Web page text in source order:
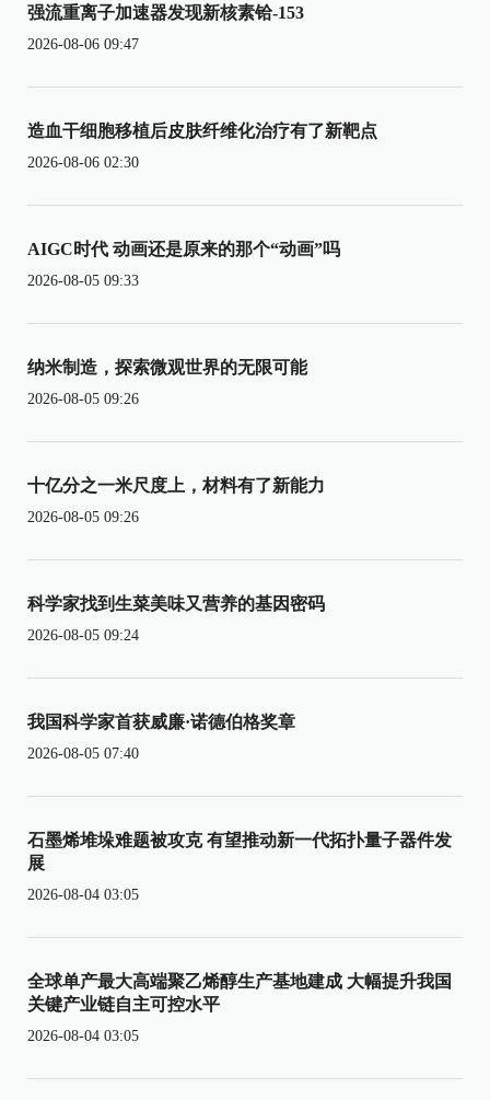
强流重离子加速器发现新核素铪-153
2026-08-06 09:47
造血干细胞移植后皮肤纤维化治疗有了新靶点
2026-08-06 02:30
AIGC时代 动画还是原来的那个“动画”吗
2026-08-05 09:33
纳米制造，探索微观世界的无限可能
2026-08-05 09:26
十亿分之一米尺度上，材料有了新能力
2026-08-05 09:26
科学家找到生菜美味又营养的基因密码
2026-08-05 09:24
我国科学家首获威廉·诺德伯格奖章
2026-08-05 07:40
石墨烯堆垛难题被攻克 有望推动新一代拓扑量子器件发
展
2026-08-04 03:05
全球单产最大高端聚乙烯醇生产基地建成 大幅提升我国
关键产业链自主可控水平
2026-08-04 03:05